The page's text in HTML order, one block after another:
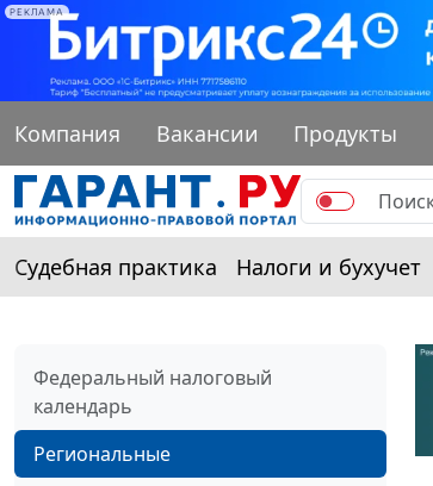
РЕКЛАМА
Компания Вакансии Продукты
Судебная практика Налоги и бухучет
Федеральный налоговый
календарь
Региональные